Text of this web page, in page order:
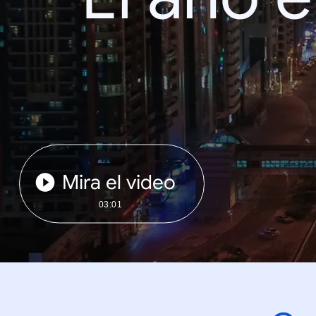
Mira el video
03:01